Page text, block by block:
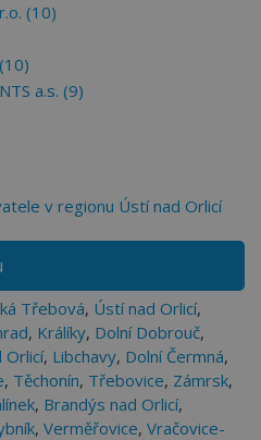
(10)
a.s. (9)
v regionu Ústí nad Orlicí
Třebová, Ústí nad Orlicí,
, Králíky, Dolní Dobrouč,
Orlicí, Libchavy, Dolní Čermná,
, Těchonín, Třebovice, Zámrsk,
, Brandýs nad Orlicí,
, Verměřovice, Vračovice-